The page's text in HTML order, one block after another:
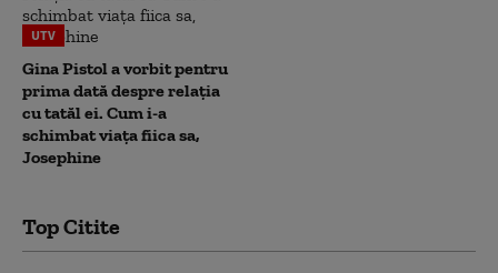
UTV
Gina Pistol a vorbit pentru
prima dată despre relația
cu tatăl ei. Cum i-a
schimbat viața fiica sa,
Josephine
Top Citite